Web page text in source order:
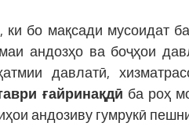
бо мақсади мусоидат
андозҳо ва боҷҳои
давлатӣ,
ғайринақдӣ ба роҳ
андозиву гумрукӣ